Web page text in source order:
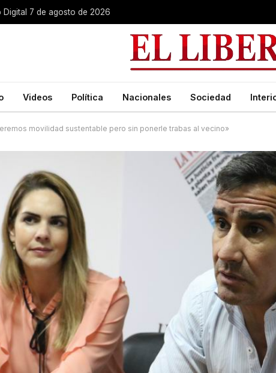
Digital 7 de agosto de 2026
Videos Política Nacionales Sociedad
movilidad sustentable pero sin ponerle trabas al vecino»